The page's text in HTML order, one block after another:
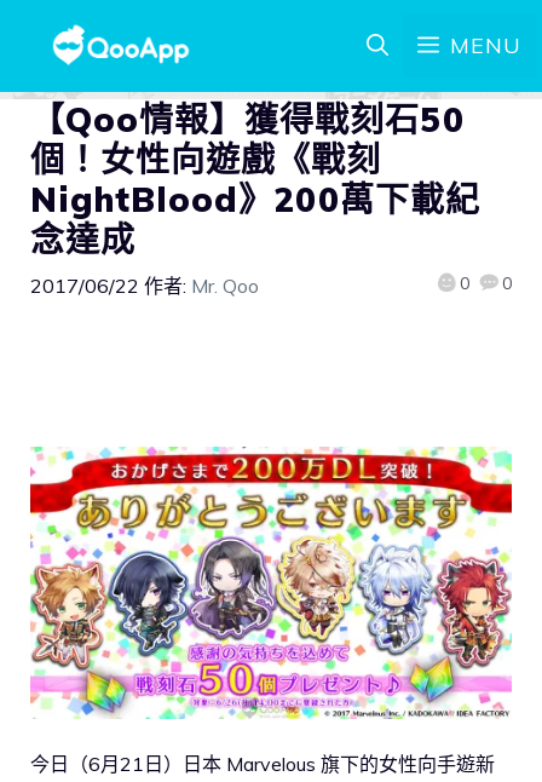
MENU
【Qoo情報】獲得戰刻石50
個！女性向遊戲《戰刻
NightBlood》200萬下載紀
念達成
2017/06/22 作者: Mr. Qoo 0 0
今日（6月21日）日本 Marvelous 旗下的女性向手遊新